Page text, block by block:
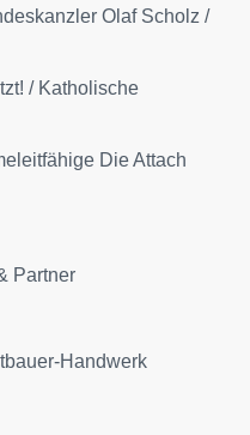
Olaf Scholz /
/ Katholische
Die Attach
Partner
Handwerk